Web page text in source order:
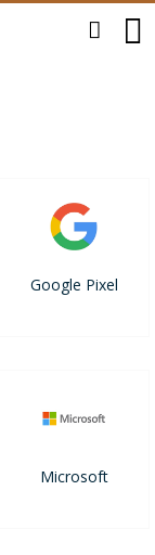
Google Pixel
Microsoft